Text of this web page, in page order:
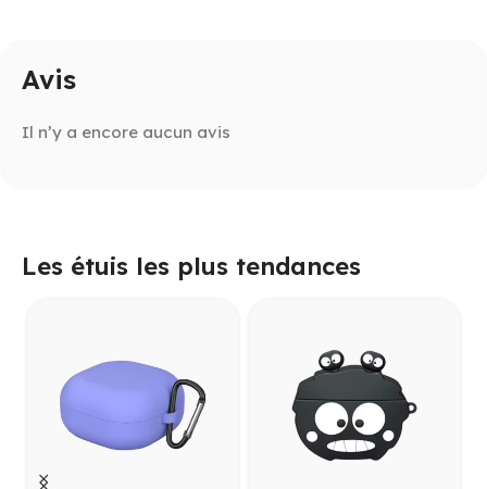
Avis
Il n’y a encore aucun avis
Les étuis les plus tendances